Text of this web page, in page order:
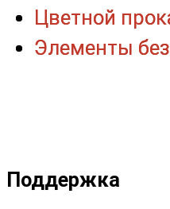
Поддержка
Цветной
Элементы
Цветной
Элементы